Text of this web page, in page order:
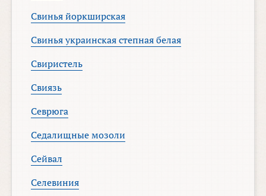
Свинья йоркширская
Свинья украинская степная белая
Свиристель
Свиязь
Севрюга
Седалищные мозоли
Сейвал
Селевиния